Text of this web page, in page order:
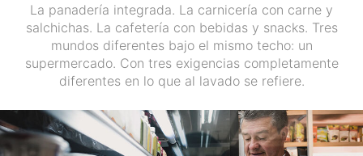
La panadería integrada. La carnicería con carne y
salchichas. La cafetería con bebidas y snacks. Tres
mundos diferentes bajo el mismo techo: un
supermercado. Con tres exigencias completamente
diferentes en lo que al lavado se refiere.